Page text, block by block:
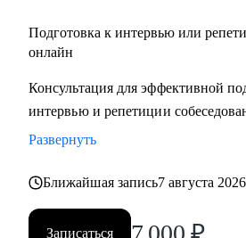
Подготовка к интервью или
онлайн
Консультация для эффективной
интервью и репетиции
Развернуть
Ближайшая запись7 августа 2026
Записаться